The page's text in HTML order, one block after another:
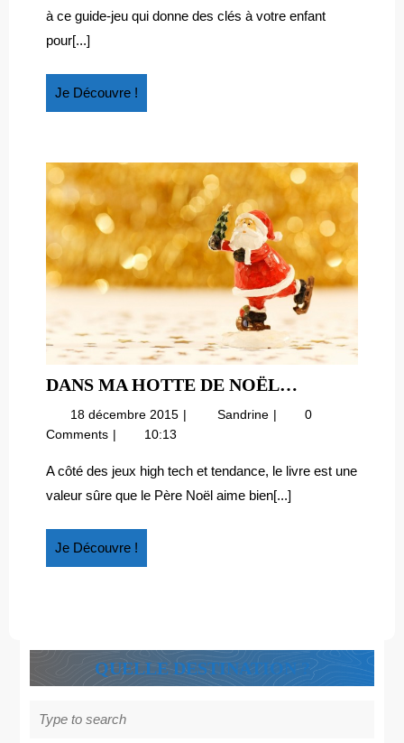
à ce guide-jeu qui donne des clés à votre enfant
pour[...]
Je Découvre !
Découvre
DANS MA HOTTE DE NOËL…
MA
NOËL…
18 décembre 2015 18
Sandrine Dans
de
Noël…
0
Comments
10:13
A côté des jeux high tech et tendance, le livre est une
valeur sûre que le Père Noël aime bien[...]
Je Découvre !
Découvre
QUELLE DESTINATION ?
for: